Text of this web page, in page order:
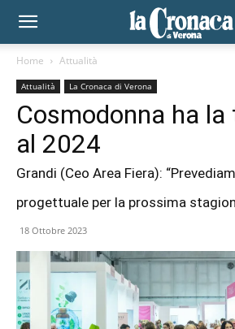
Home Attualità
Attualità La Cronaca di Verona
Cosmodonna ha
al 2024
Grandi (Ceo Area Fiera):
progettuale per la prossima
18 Ottobre 2023